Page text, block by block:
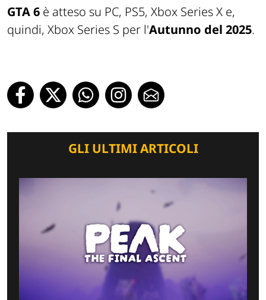
GTA 6 è atteso su PC, PS5, Xbox Series X e,
quindi, Xbox Series S per l'Autunno del 2025.
GLI ULTIMI ARTICOLI